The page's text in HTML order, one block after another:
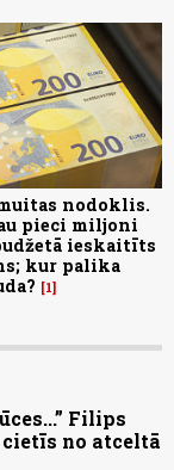
nodoklis.
pieci miljoni
ieskaitīts
kur palika
1
Filips
no atceltā